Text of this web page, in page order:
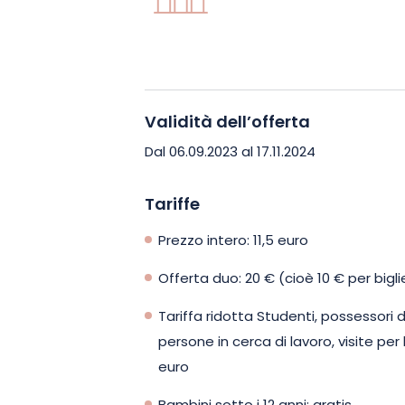
luce, adornano elegantemente la
rinascimentale, il cui meccanismo
sé, che offre l'affascinante sfilata degli
all'appuntamento delle 12.30.
Ma l'esplorazione non si ferma alla
ma vi avventurerete anche nei
con gli altri per bellezza e storia.
Prenotate subito la vostra visita e
Strasburgo attraverso le sue pietre
un'esperienza indimenticabile.
Validità dell’offerta
Dal 06.09.2023 al 17.11.2024
Tariffe
Prezzo intero: 11,5 euro
Offerta duo: 20 € (cioè 10 € per
Tariffa ridotta Studenti, possessori
persone in cerca di lavoro, visite
euro